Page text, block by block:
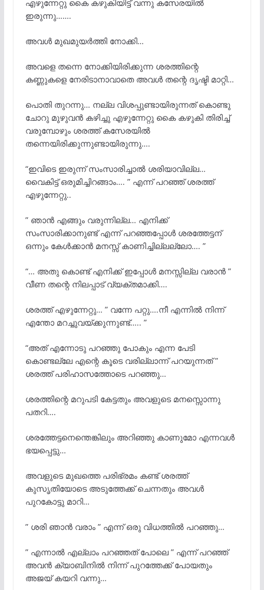
എഴുന്നേറ്റു കൈ കഴുകിയിട്ട് വന്നു കസേരയിൽ
ഇരുന്നു…….
അവൾ മുഖമുയർത്തി നോക്കി…
അവളെ തന്നെ നോക്കിയിരിക്കുന്ന ശരത്തിന്റെ
കണ്ണുകളെ നേരിടാനാവാതെ അവൾ തന്റെ ദൃഷ്ടി മാറ്റി…
പൊതി തുറന്നു… നല്ല വിശപ്പുണ്ടായിരുന്നത് കൊണ്ടു
ചോറു മുഴുവൻ കഴിച്ചു എഴുന്നേറ്റു കൈ കഴുകി തിരിച്ച്
വരുമ്പോഴും ശരത്ത് കസേരയിൽ
തന്നെയിരിക്കുന്നുണ്ടായിരുന്നു….
“ഇവിടെ ഇരുന്ന് സംസാരിച്ചാൽ ശരിയാവില്ല…
വൈകിട്ട് ഒരുമിച്ചിറങ്ങാം…. ” എന്ന് പറഞ്ഞ് ശരത്ത്
എഴുന്നേറ്റു..
” ഞാൻ എങ്ങും വരുന്നില്ല… എനിക്ക്
സംസാരിക്കാനുണ്ട് എന്ന് പറഞ്ഞപ്പോൾ ശരത്തേട്ടന്
ഒന്നും കേൾക്കാൻ മനസ്സ് കാണിച്ചില്ലല്ലോ…. ”
“… അതു കൊണ്ട് എനിക്ക് ഇപ്പോൾ മനസ്സില്ല വരാൻ ”
വീണ തന്റെ നിലപ്പാട് വ്യക്തമാക്കി….
ശരത്ത് എഴുന്നേറ്റു… ” വന്നേ പറ്റു….നീ എന്നിൽ നിന്ന്
എന്തോ മറച്ചുവയ്ക്കുന്നുണ്ട്….. ”
“അത് എന്നോടു പറഞ്ഞു പോകും എന്ന പേടി
കൊണ്ടല്ലേ എന്റെ കൂടെ വരില്ലാന്ന് പറയുന്നത് ”
ശരത്ത് പരിഹാസത്തോടെ പറഞ്ഞു…
ശരത്തിന്റെ മറുപടി കേട്ടതും അവളുടെ മനസ്സൊന്നു
പതറി….
ശരത്തേട്ടനെന്തെങ്കിലും അറിഞ്ഞു കാണുമോ എന്നവൾ
ഭയപ്പെട്ടു…
അവളുടെ മുഖത്തെ പരിഭ്രമം കണ്ട് ശരത്ത്
കുസൃതിയോടെ അടുത്തേക്ക് ചെന്നതും അവൾ
പുറകോട്ടു മാറി…
” ശരി ഞാൻ വരാം ” എന്ന് ഒരു വിധത്തിൽ പറഞ്ഞു…
” എന്നാൽ എല്ലാം പറഞ്ഞത് പോലെ ” എന്ന് പറഞ്ഞ്
അവൻ ക്യാബിനിൽ നിന്ന് പുറത്തേക്ക് പോയതും
അജയ് കയറി വന്നു…